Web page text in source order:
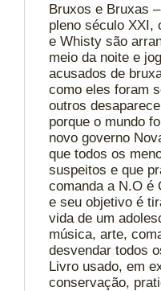
Bruxos e Bruxas
pleno século XXI,
e Whisty são
meio da noite e
acusados de
como eles foram
outros
porque o mundo
novo governo
que todos os
suspeitos e que
comanda a N.O é
e seu objetivo é
vida de um
música, arte,
desvendar todos
Livro usado, em
conservação,